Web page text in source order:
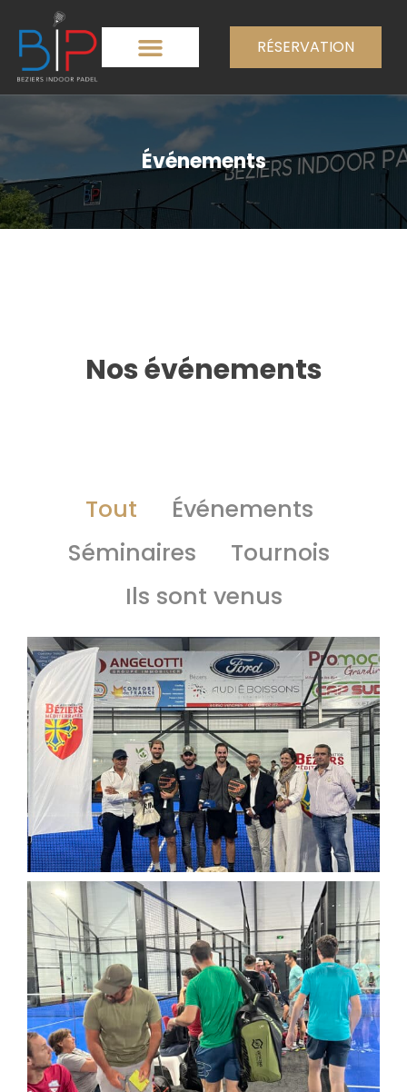
RÉSERVATION
Événements
Nos événements
Tout
Événements
Séminaires
Tournois
Ils sont venus